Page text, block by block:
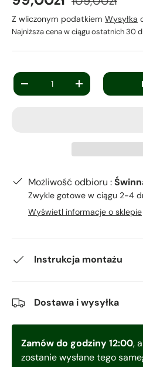
Z wliczonym podatkiem Wysyłka
Najniższa cena w ciągu ostatnich 30
Ilość
-
+
Możliwość odbioru :
Zwykle gotowe w ciągu 2-4
Wyświetl informacje o sklepie
Instrukcja montażu
Dostawa i wysyłka
Zamów do godziny 12:00,
zostanie wysłane tego